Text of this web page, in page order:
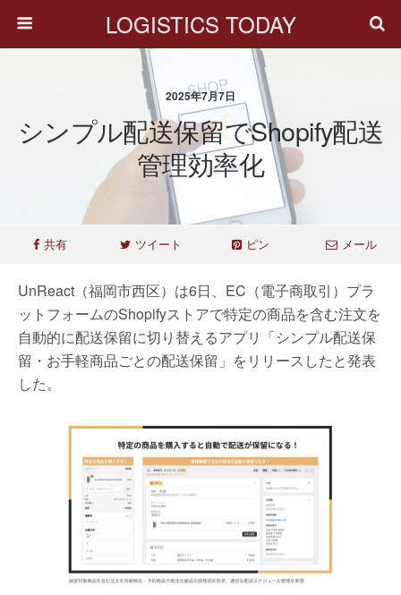
LOGISTICS TODAY
2025年7月7日
シンプル配送保留でShopify配送
管理効率化
共有 ツイート ピン メール
UnReact（福岡市西区）は6日、EC（電子商取引）プラ
ットフォームのShopifyストアで特定の商品を含む注文を
自動的に配送保留に切り替えるアプリ「シンプル配送保
留・お手軽商品ごとの配送保留」をリリースしたと発表
した。